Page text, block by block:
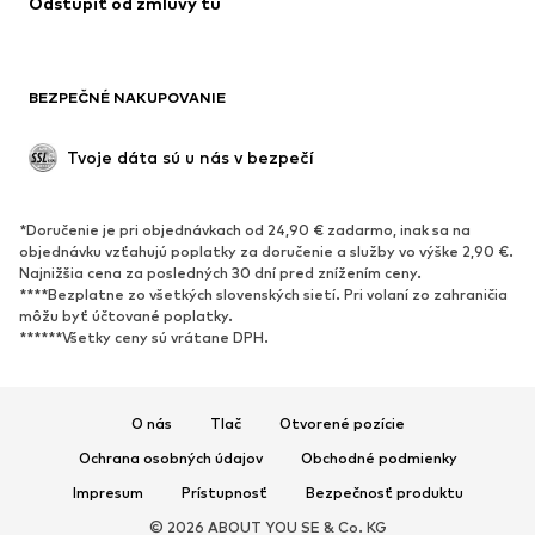
BEZPEČNÉ NAKUPOVANIE
Tvoje dáta sú u nás v bezpečí
*Doručenie je pri objednávkach od 24,90 € zadarmo, inak sa na
objednávku vzťahujú poplatky za doručenie a služby vo výške 2,90 €.
Najnižšia cena za posledných 30 dní pred znížením ceny.
****Bezplatne zo všetkých slovenských sietí. Pri volaní zo zahraničia
môžu byť účtované poplatky.
******Všetky ceny sú vrátane DPH.
O nás Tlač
Otvorené pozície
Ochrana osobných údajov
Obchodné podmienky
Impresum
Prístupnosť
Bezpečnosť produktu
© 2026 ABOUT YOU SE & Co. KG